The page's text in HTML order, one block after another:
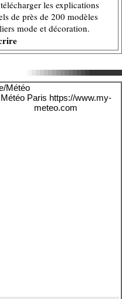
les explications
de près de 200 modèles
mode et décoration.
Météo Paris https://www.my-
meteo.com